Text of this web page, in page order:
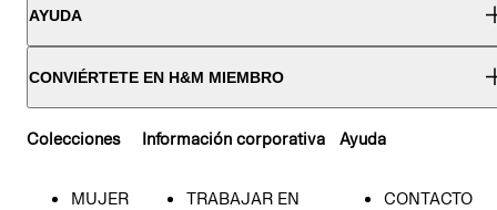
AYUDA
CONVIÉRTETE EN H&M MIEMBRO
Colecciones
MUJER
Información corporativa
TRABAJAR EN
Ayuda
CONTACTO